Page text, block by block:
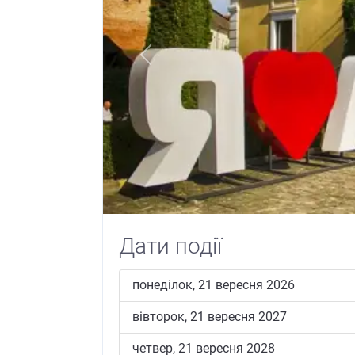
Previous
Дати події
понеділок, 21 вересня 2026
вівторок, 21 вересня 2027
четвер, 21 вересня 2028